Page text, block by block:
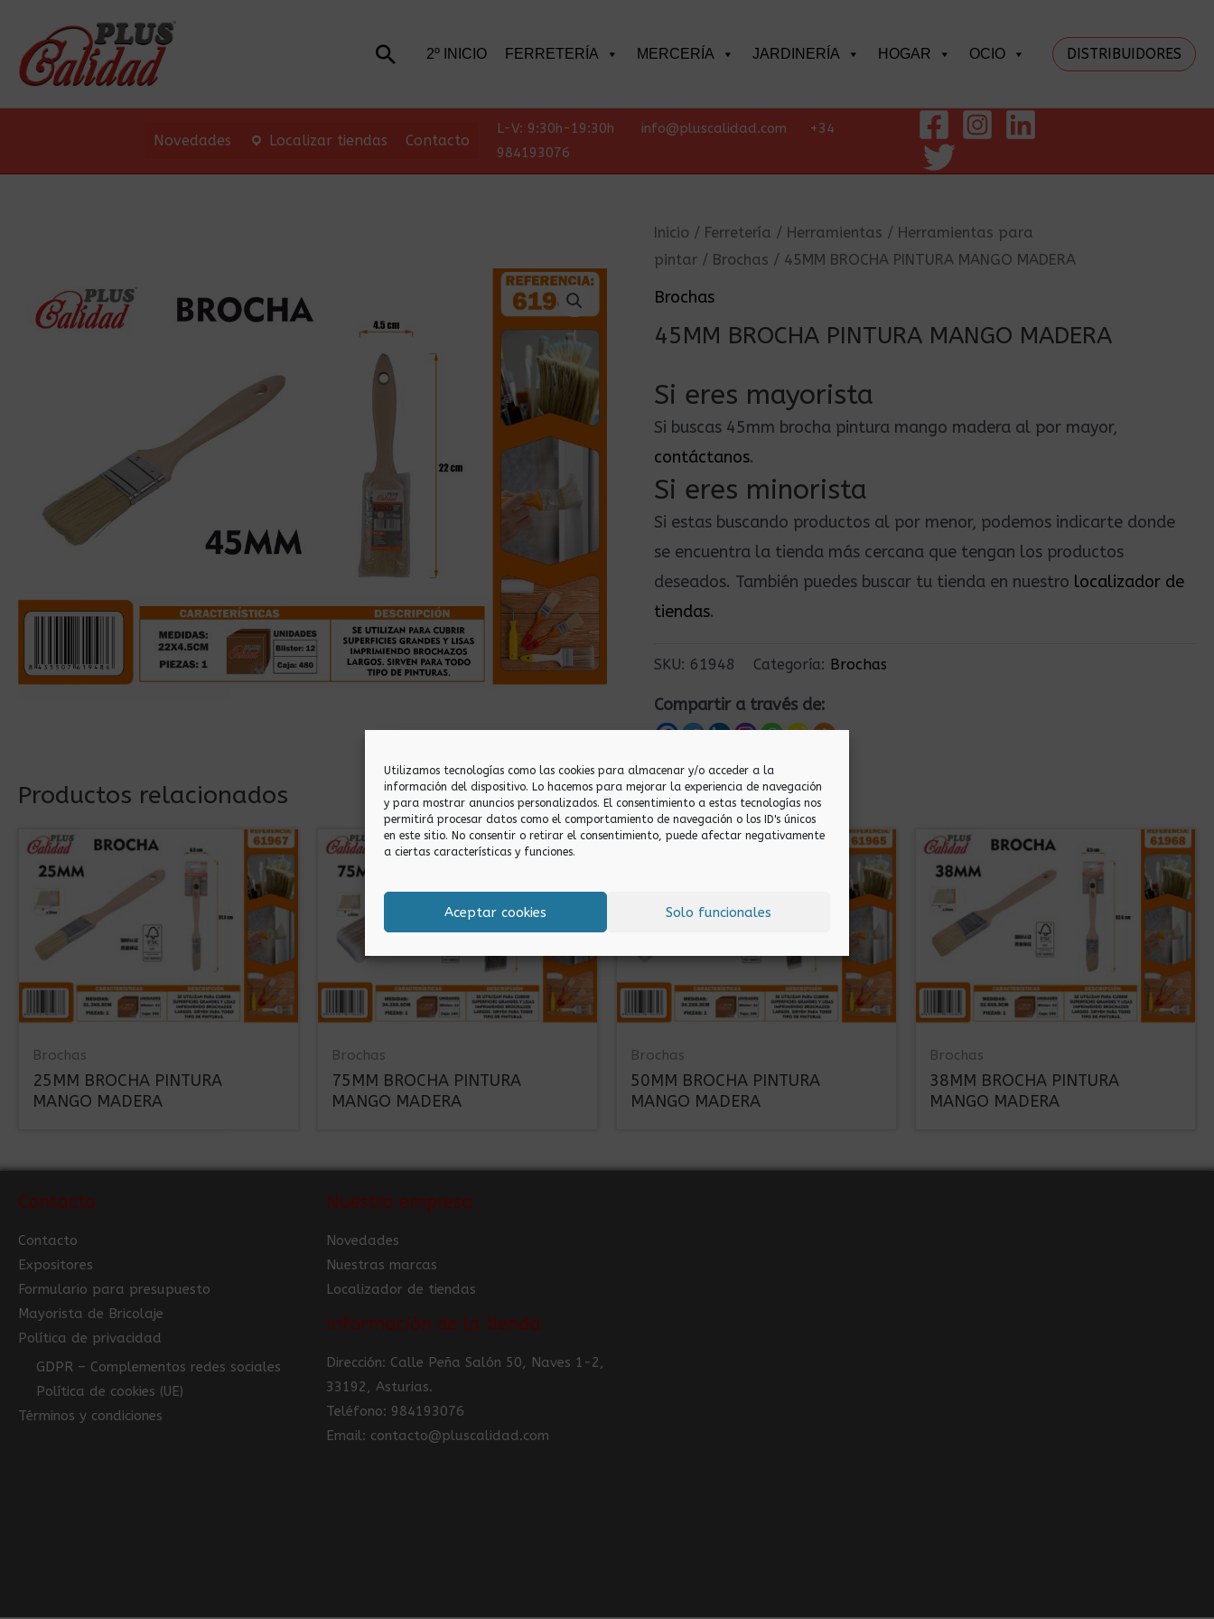
Utilizamos tecnologías como las cookies para almacenar y/o acceder a la
información del dispositivo. Lo hacemos para mejorar la experiencia de navegación
y para mostrar anuncios personalizados. El consentimiento a estas tecnologías nos
permitirá procesar datos como el comportamiento de navegación o los ID's únicos
en este sitio. No consentir o retirar el consentimiento, puede afectar negativamente
a ciertas características y funciones.
Aceptar cookies Solo funcionales
Buscar2º INICIO FERRETERÍA MERCERÍA JARDINERÍA HOGAR OCIO DISTRIBUIDORES
Novedades Localizar tiendas Contacto
L-V: 9:30h-19:30h info@pluscalidad.com
+34
984193076
Inicio / Ferretería / Herramientas / Herramientas para
pintar / Brochas / 45MM BROCHA PINTURA MANGO MADERA
Brochas
45MM BROCHA PINTURA MANGO MADERA
Si eres mayorista
Si buscas 45mm brocha pintura mango madera al por mayor,
contáctanos.
Si eres minorista
Si estas buscando productos al por menor, podemos indicarte donde
se encuentra la tienda más cercana que tengan los productos
deseados. También puedes buscar tu tienda en nuestro localizador de
tiendas.
SKU: 61948 Categoría: Brochas
Compartir a través de:
Productos relacionados
Brochas
25MM BROCHA PINTURA
MANGO MADERA
Brochas
75MM BROCHA PINTURA
MANGO MADERA
Brochas
50MM BROCHA PINTURA
MANGO MADERA
Brochas
38MM BROCHA PINTURA
MANGO MADERA
Contacto
Contacto
Expositores
Formulario para presupuesto
Mayorista de Bricolaje
Política de privacidad
GDPR – Complementos redes sociales
Política de cookies (UE)
Términos y condiciones
Nuestra empresa
Novedades
Nuestras marcas
Localizador de tiendas
Información de la tienda
Dirección: Calle Peña Salón 50, Naves 1-2,
33192, Asturias.
Teléfono: 984193076
Email: contacto@pluscalidad.com